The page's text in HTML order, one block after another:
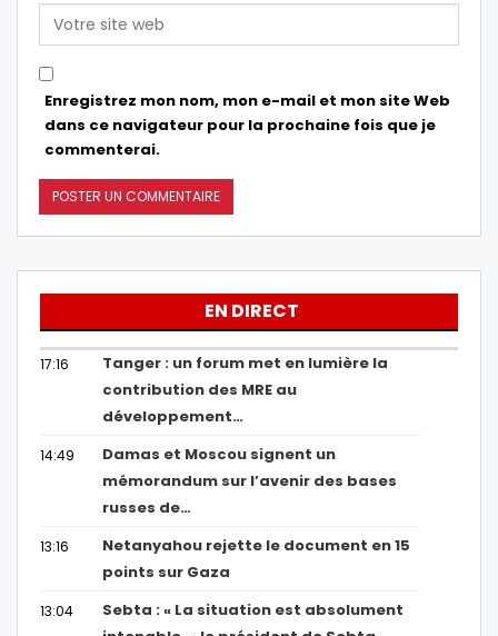
Enregistrez mon nom, mon e-mail et mon site Web
dans ce navigateur pour la prochaine fois que je
commenterai.
EN DIRECT
17:16
Tanger : un forum met en lumière la
contribution des MRE au
développement…
14:49
Damas et Moscou signent un
mémorandum sur l’avenir des bases
russes de…
13:16
Netanyahou rejette le document en 15
points sur Gaza
13:04
Sebta : « La situation est absolument